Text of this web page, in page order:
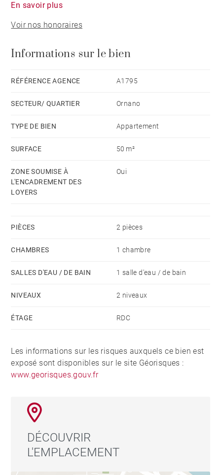
Ses atouts: lumineux, chaleureux et très bien équipée.
Proches transport et commerces.
Disponibilité : aux alentours du 19 décembre
Provision mensuelle avec régularisation annuelle : 35
En supplément pour le locataire : eau, électricité,
internet
Honoraires locataires : Bail ALUR (13€/m²)- Bail Code
En savoir plus
Voir nos honoraires
Informations sur le bien
RÉFÉRENCE AGENCE A1795
SECTEUR/ QUARTIER Ornano
TYPE DE BIEN Appartement
SURFACE 50 m²
ZONE SOUMISE À
L'ENCADREMENT DES
LOYERS
Oui
PIÈCES 2 pièces
CHAMBRES 1 chambre
SALLES D'EAU / DE BAIN 1 salle d'eau / de bain
NIVEAUX 2 niveaux
ÉTAGE RDC
Les informations sur les risques auxquels ce bien est
exposé sont disponibles sur le site Géorisques :
www.georisques.gouv.fr
DÉCOUVRIR
L'EMPLACEMENT